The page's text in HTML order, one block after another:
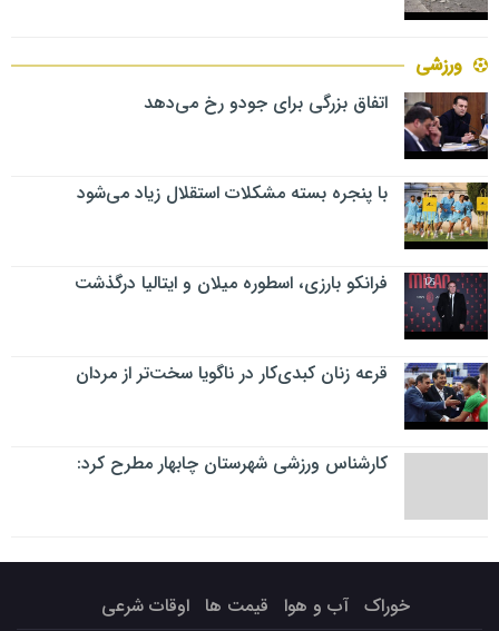
ورزشی
اتفاق بزرگی برای جودو رخ می‌دهد
با پنجره بسته مشکلات استقلال زیاد می‌شود
فرانکو بارزی، اسطوره میلان و ایتالیا درگذشت
قرعه زنان کبدی‌کار در ناگویا سخت‌تر از مردان
کارشناس ورزشی شهرستان چابهار مطرح کرد:
خوراک آب و هوا قیمت ها اوقات شرعی